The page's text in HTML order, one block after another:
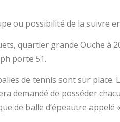
ou possibilité de la suivre
quartier grande Ouche à
porte 51.
de tennis sont sur
demandé de posséder
de balle d’épeautre appelé